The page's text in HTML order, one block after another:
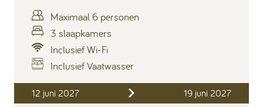
Maximaal 6 personen
3 slaapkamers
Inclusief Wi-Fi
Inclusief Vaatwasser
12 juni 2027 19 juni 2027
Inclusief
Verblijfskosten